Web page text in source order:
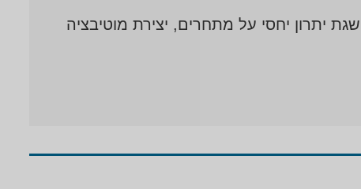
יתרון יחסי על מתחרים, יצירת מוטיבציה